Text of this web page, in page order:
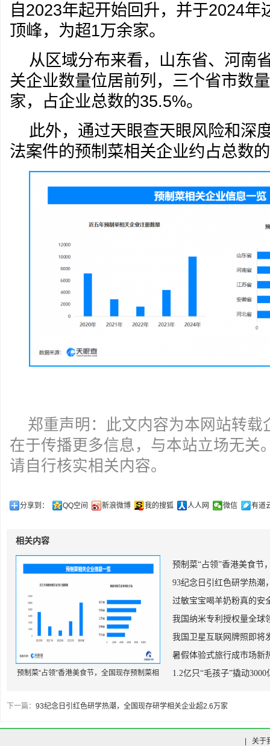
自2023年起开始回升，并于2024年
顶峰，为超1万余家。
从区域分布来看，山东省、河南
关企业数量位居前列，三个省市数
家，占企业总数的35.5%。
此外，通过天眼查天眼风险和深
法案件的预制菜相关企业约占总数
郑重声明：此文内容为本网站转载
在于传播更多信息，与本站立场无关
请自行核实相关内容。
分享到： QQ空间 新浪微博 我的搜狐 人人网 微信 有道
相关内容
预制菜“占领”香港美食节，全国现存预制菜相
预制菜“占领”香港美食节
93纪念日引红色研学热潮
过敏宝宝喝羊奶粉真的
我国纳米专利授权量全球
我国卫星互联网牌照即将
暑假体验式旅行成市场新
1.2亿只“毛孩子”撬动
下一篇： 93纪念日引红色研学热潮，全国现存研学相关企业超2.6万家
关于